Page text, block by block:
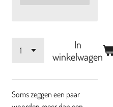
In
winkelwagen
Soms zeggen een paar